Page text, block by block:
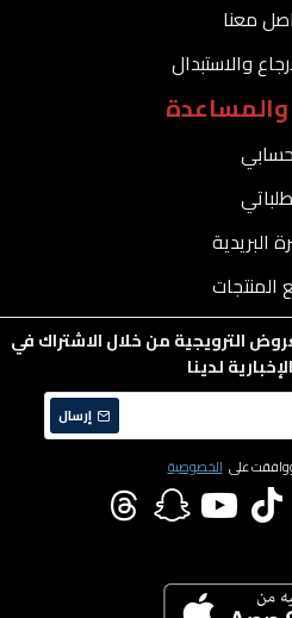
معنا
والاستبدال
حسابي
طلباتي
البريدية
المنتجات
الترويجية من خلال الاشتراك في
لدينا
إرسال
على الخصوصية